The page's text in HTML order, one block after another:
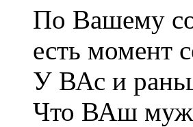
По Вашему
есть момент
У ВАс и
Что ВАш муж